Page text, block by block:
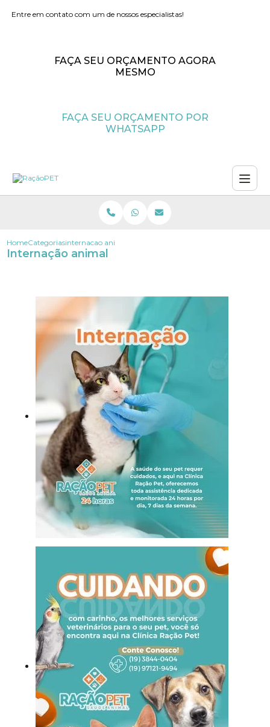
Entre em contato com um de nossos especialistas!
FAÇA SEU ORÇAMENTO AGORA
MESMO
FAÇA SEU ORÇAMENTO POR
WHATSAPP
HomeCategoriasinternacao animal
Internação animal